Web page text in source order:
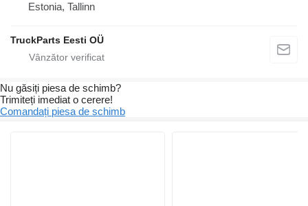
Estonia, Tallinn
TruckParts Eesti OÜ
Nu găsiți piesa de schimb?
Trimiteți imediat o cerere!
Comandați piesa de schimb